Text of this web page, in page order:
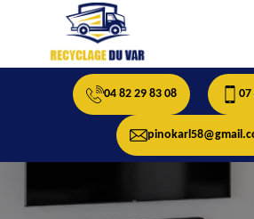
04 82 29 83 08 07